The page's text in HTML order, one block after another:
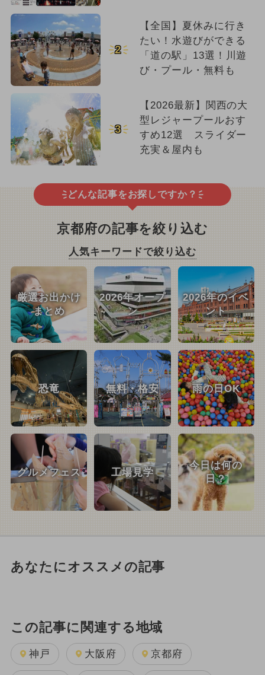
2
【全国】夏休みに行き
たい！水遊びができる
「道の駅」13選！川遊
び・プール・無料も
3
【2026最新】関西の大
型レジャープールおす
すめ12選 スライダー
充実＆屋内も
どんな記事をお探しですか？
京都府の記事を絞り込む
人気キーワードで絞り込む
厳選お出かけ
まとめ
2026年オープ
ン
2026年のイベ
ント
恐竜 無料・格安 雨の日OK
グルメフェス 工場見学
今日は何の
日？
あなたにオススメの記事
この記事に関連する地域
神戸 大阪府 京都府